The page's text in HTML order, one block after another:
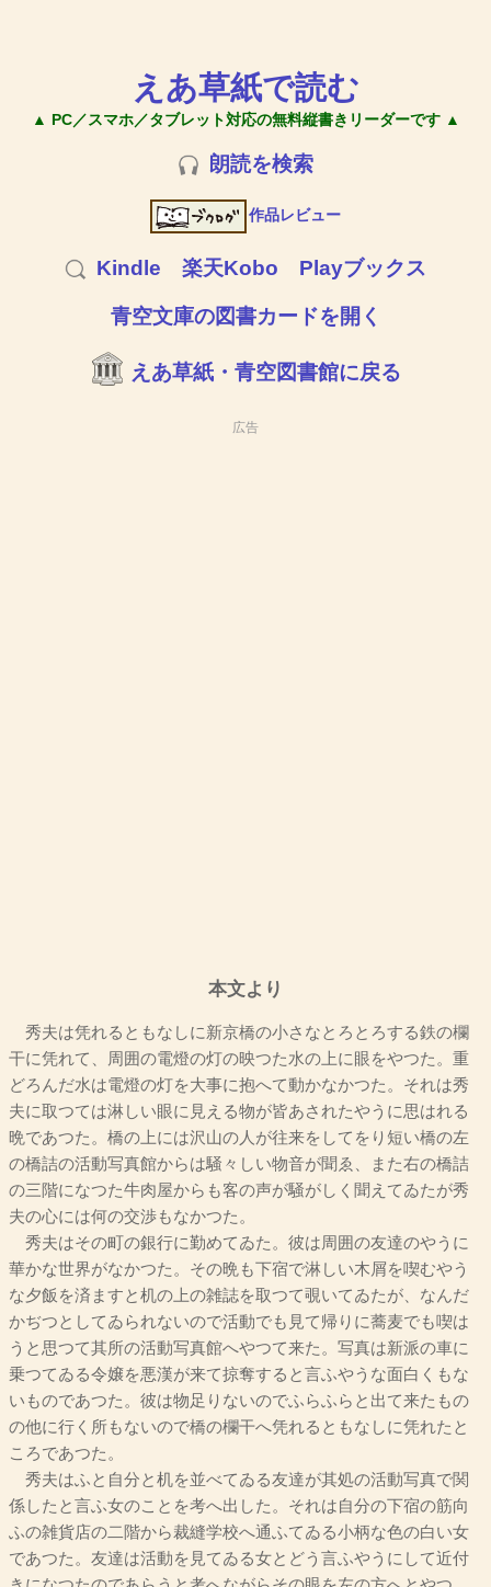
えあ草紙で読む
▲ PC／スマホ／タブレット対応の無料縦書きリーダーです ▲
朗読を検索
作品レビュー
Kindle 楽天Kobo Playブックス
青空文庫の図書カードを開く
えあ草紙・青空図書館に戻る
広告
本文より
秀夫は凭れるともなしに新京橋の小さなとろとろする鉄の欄
干に凭れて、周囲の電燈の灯の映つた水の上に眼をやつた。重
どろんだ水は電燈の灯を大事に抱へて動かなかつた。それは秀
夫に取つては淋しい眼に見える物が皆あされたやうに思はれる
晩であつた。橋の上には沢山の人が往来をしてをり短い橋の左
の橋詰の活動写真館からは騒々しい物音が聞ゑ、また右の橋詰
の三階になつた牛肉屋からも客の声が騒がしく聞えてゐたが秀
夫の心には何の交渉もなかつた。
秀夫はその町の銀行に勤めてゐた。彼は周囲の友達のやうに
華かな世界がなかつた。その晩も下宿で淋しい木屑を喫むやう
な夕飯を済ますと机の上の雑誌を取つて覗いてゐたが、なんだ
かぢつとしてゐられないので活動でも見て帰りに蕎麦でも喫は
うと思つて其所の活動写真館へやつて来た。写真は新派の車に
乗つてゐる令嬢を悪漢が来て掠奪すると言ふやうな面白くもな
いものであつた。彼は物足りないのでふらふらと出て来たもの
の他に行く所もないので橋の欄干へ凭れるともなしに凭れたと
ころであつた。
秀夫はふと自分と机を並べてゐる友達が其処の活動写真で関
係したと言ふ女のことを考へ出した。それは自分の下宿の筋向
ふの雑貨店の二階から裁縫学校へ通ふてゐる小柄な色の白い女
であつた。友達は活動を見てゐる女とどう言ふやうにして近付